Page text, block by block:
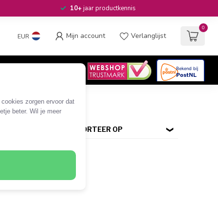
zorgen ervoor dat
beter. Wil je meer
10+jaar productkennis
EUR Mijn account Verlanglijst
0
SORTEER OP